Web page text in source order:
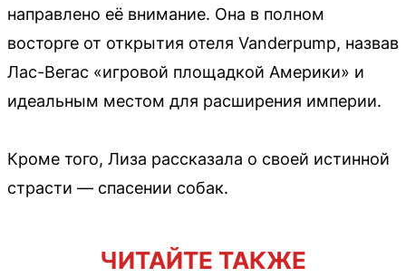
направлено её внимание. Она в полном
восторге от открытия отеля Vanderpump, назвав
Лас-Вегас «игровой площадкой Америки» и
идеальным местом для расширения империи.
Кроме того, Лиза рассказала о своей истинной
страсти — спасении собак.
ЧИТАЙТЕ ТАКЖЕ